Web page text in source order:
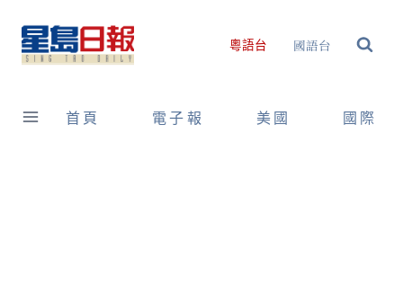
content
粵語台 國語台
首頁 電子報 美國 國際